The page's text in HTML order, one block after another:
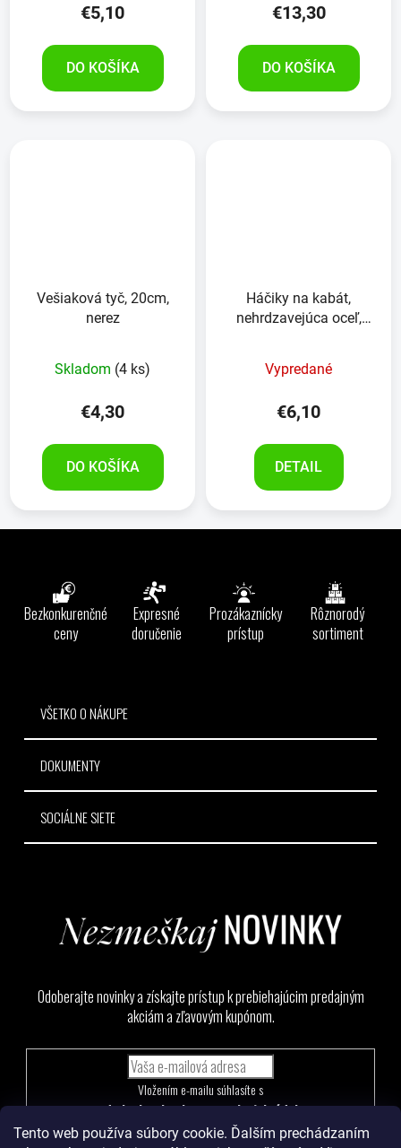
Tento web používa súbory cookie. Ďalším prechádzaním
€5,10
DO KOŠÍKA
€13,30
DO KOŠÍKA
Vešiaková tyč, 20cm,
nerez
Skladom (4 ks)
€4,30
DO KOŠÍKA
Háčiky na kabát,
nehrdzavejúca oceľ,
Vypredané
€6,10
DETAIL
Bezkonkurenčné
ceny
Expresné
doručenie
Prozákaznícky
prístup
Rôznorodý
sortiment
VŠETKO O NÁKUPE
DOKUMENTY
SOCIÁLNE SIETE
Odoberajte novinky a získajte prístup k prebiehajúcim predajným
akciám a zľavovým kupónom.
podmienkami ochrany osobných údajov
PRIHLÁSIŤ